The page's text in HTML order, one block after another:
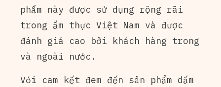
phẩm này được sử dụng rộng rãi
trong ẩm thực Việt Nam và được
đánh giá cao bởi khách hàng trong
và ngoài nước.
Với cam kết đem đến sản phẩm dấm